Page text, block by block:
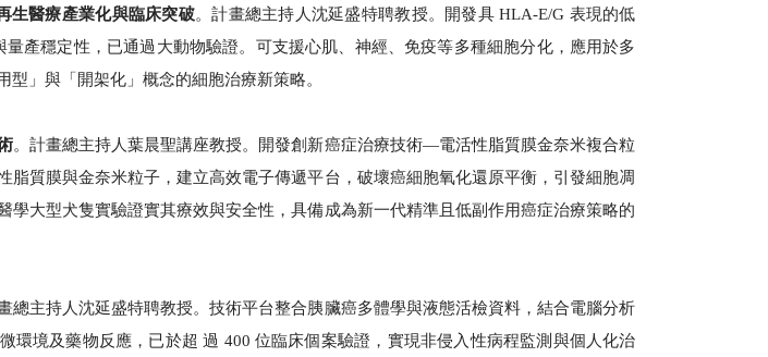
生醫療產業化與臨床突破。計畫總主持人沈延盛特聘教授。開發具 HLA-E/G 表現的低
產穩定性，已通過大動物驗證。可支援心肌、神經、免疫等多種細胞分化，應用於多
」與「開架化」概念的細胞治療新策略。
。計畫總主持人葉晨聖講座教授。 開發創新癌症治療技術—電活性脂質膜金奈米複合粒
脂質膜與金奈米粒子，建立高效電子傳遞平台，破壞癌細胞氧化還原平衡，引發細胞凋
學大型犬隻實驗證實其療效與安全性，具備成為新一代精準且低副作用癌症治療策略的
總主持人沈延盛特聘教授。技術平台整合胰臟癌多體學與液態活檢資料，結合電腦分析
環境及藥物反應，已於超 過 400 位臨床個案驗證，實現非侵入性病程監測與個人化治